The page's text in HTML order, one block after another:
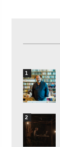
1
2